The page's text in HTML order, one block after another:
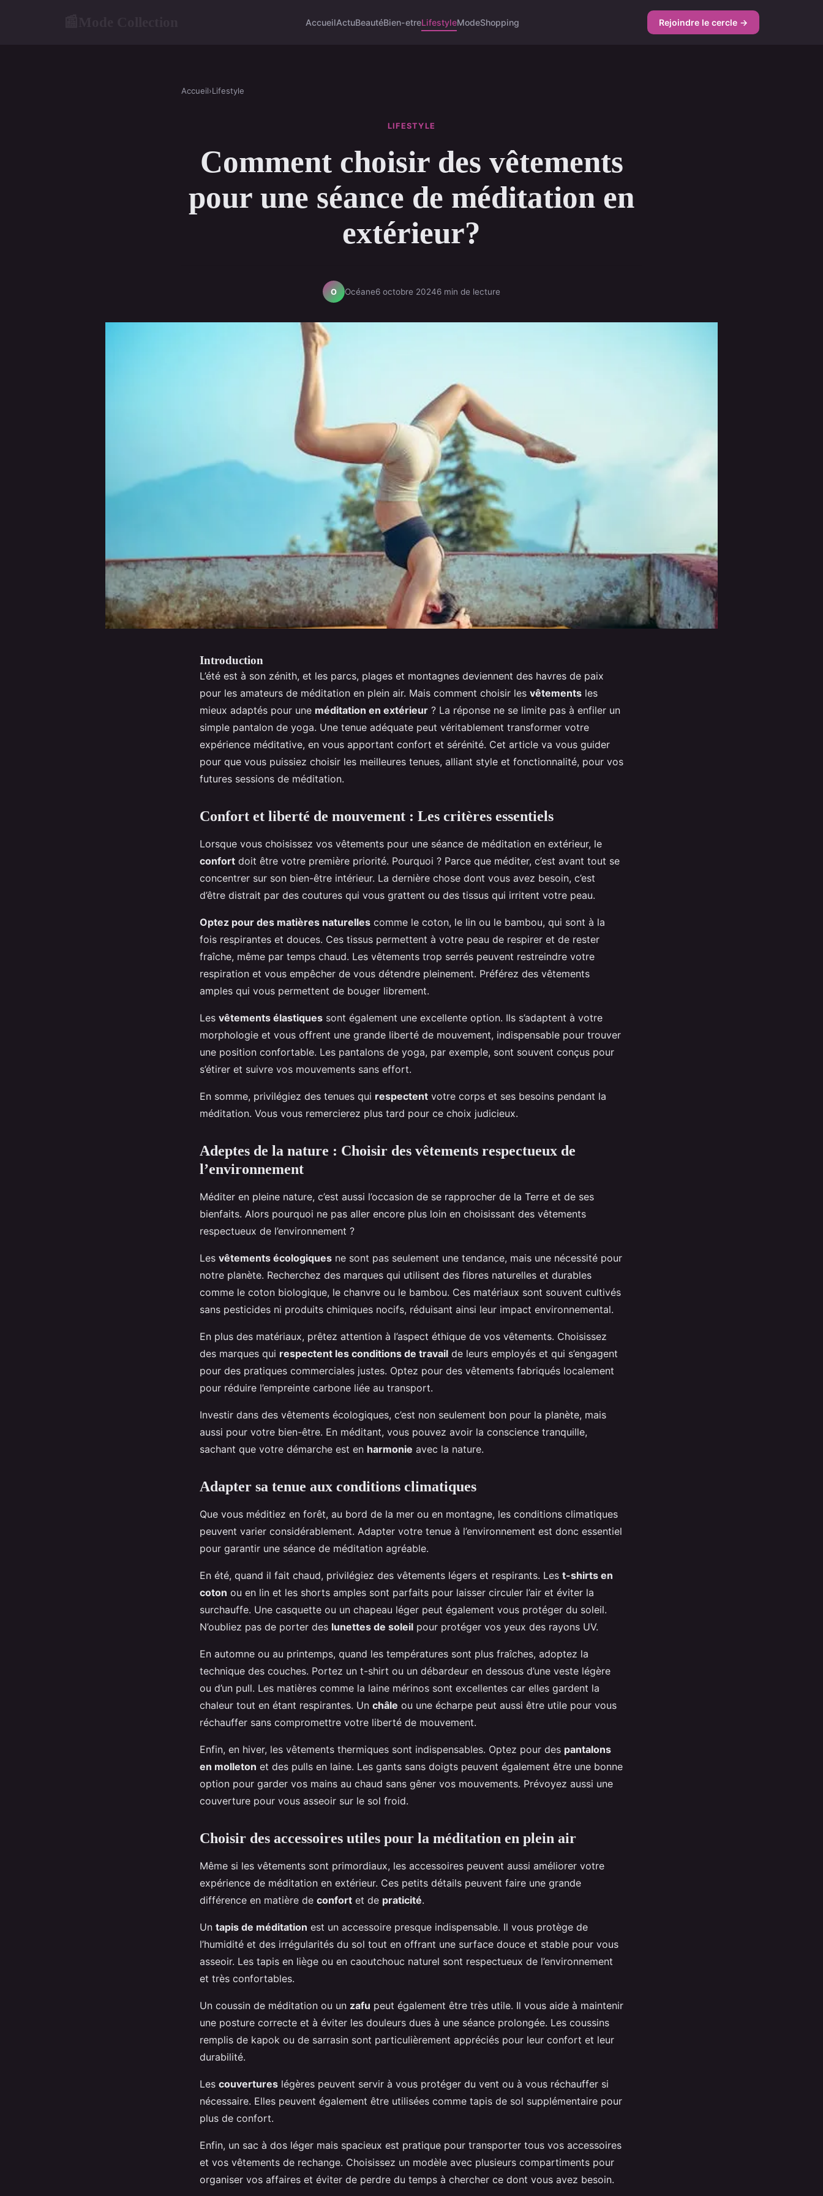
AccueilActuBeautéBien-etreLifestyleModeShopping Rejoindre le cercle →
Accueil›Lifestyle
LIFESTYLE
Comment choisir des vêtements
pour une séance de méditation en
extérieur?
O Océane6 octobre 20246 min de lecture
Introduction
L’été est à son zénith, et les parcs, plages et montagnes deviennent des havres de paix
pour les amateurs de méditation en plein air. Mais comment choisir les vêtements les
mieux adaptés pour une méditation en extérieur ? La réponse ne se limite pas à enfiler un
simple pantalon de yoga. Une tenue adéquate peut véritablement transformer votre
expérience méditative, en vous apportant confort et sérénité. Cet article va vous guider
pour que vous puissiez choisir les meilleures tenues, alliant style et fonctionnalité, pour vos
futures sessions de méditation.
Confort et liberté de mouvement : Les critères essentiels
Lorsque vous choisissez vos vêtements pour une séance de méditation en extérieur, le
confort doit être votre première priorité. Pourquoi ? Parce que méditer, c’est avant tout se
concentrer sur son bien-être intérieur. La dernière chose dont vous avez besoin, c’est
d’être distrait par des coutures qui vous grattent ou des tissus qui irritent votre peau.
Optez pour des matières naturelles comme le coton, le lin ou le bambou, qui sont à la
fois respirantes et douces. Ces tissus permettent à votre peau de respirer et de rester
fraîche, même par temps chaud. Les vêtements trop serrés peuvent restreindre votre
respiration et vous empêcher de vous détendre pleinement. Préférez des vêtements
amples qui vous permettent de bouger librement.
Les vêtements élastiques sont également une excellente option. Ils s’adaptent à votre
morphologie et vous offrent une grande liberté de mouvement, indispensable pour trouver
une position confortable. Les pantalons de yoga, par exemple, sont souvent conçus pour
s’étirer et suivre vos mouvements sans effort.
En somme, privilégiez des tenues qui respectent votre corps et ses besoins pendant la
méditation. Vous vous remercierez plus tard pour ce choix judicieux.
Adeptes de la nature : Choisir des vêtements respectueux de
l’environnement
Méditer en pleine nature, c’est aussi l’occasion de se rapprocher de la Terre et de ses
bienfaits. Alors pourquoi ne pas aller encore plus loin en choisissant des vêtements
respectueux de l’environnement ?
Les vêtements écologiques ne sont pas seulement une tendance, mais une nécessité pour
notre planète. Recherchez des marques qui utilisent des fibres naturelles et durables
comme le coton biologique, le chanvre ou le bambou. Ces matériaux sont souvent cultivés
sans pesticides ni produits chimiques nocifs, réduisant ainsi leur impact environnemental.
En plus des matériaux, prêtez attention à l’aspect éthique de vos vêtements. Choisissez
des marques qui respectent les conditions de travail de leurs employés et qui s’engagent
pour des pratiques commerciales justes. Optez pour des vêtements fabriqués localement
pour réduire l’empreinte carbone liée au transport.
Investir dans des vêtements écologiques, c’est non seulement bon pour la planète, mais
aussi pour votre bien-être. En méditant, vous pouvez avoir la conscience tranquille,
sachant que votre démarche est en harmonie avec la nature.
Adapter sa tenue aux conditions climatiques
Que vous méditiez en forêt, au bord de la mer ou en montagne, les conditions climatiques
peuvent varier considérablement. Adapter votre tenue à l’environnement est donc essentiel
pour garantir une séance de méditation agréable.
En été, quand il fait chaud, privilégiez des vêtements légers et respirants. Les t-shirts en
coton ou en lin et les shorts amples sont parfaits pour laisser circuler l’air et éviter la
surchauffe. Une casquette ou un chapeau léger peut également vous protéger du soleil.
N’oubliez pas de porter des lunettes de soleil pour protéger vos yeux des rayons UV.
En automne ou au printemps, quand les températures sont plus fraîches, adoptez la
technique des couches. Portez un t-shirt ou un débardeur en dessous d’une veste légère
ou d’un pull. Les matières comme la laine mérinos sont excellentes car elles gardent la
chaleur tout en étant respirantes. Un châle ou une écharpe peut aussi être utile pour vous
réchauffer sans compromettre votre liberté de mouvement.
Enfin, en hiver, les vêtements thermiques sont indispensables. Optez pour des pantalons
en molleton et des pulls en laine. Les gants sans doigts peuvent également être une bonne
option pour garder vos mains au chaud sans gêner vos mouvements. Prévoyez aussi une
couverture pour vous asseoir sur le sol froid.
Choisir des accessoires utiles pour la méditation en plein air
Même si les vêtements sont primordiaux, les accessoires peuvent aussi améliorer votre
expérience de méditation en extérieur. Ces petits détails peuvent faire une grande
différence en matière de confort et de praticité.
Un tapis de méditation est un accessoire presque indispensable. Il vous protège de
l’humidité et des irrégularités du sol tout en offrant une surface douce et stable pour vous
asseoir. Les tapis en liège ou en caoutchouc naturel sont respectueux de l’environnement
et très confortables.
Un coussin de méditation ou un zafu peut également être très utile. Il vous aide à maintenir
une posture correcte et à éviter les douleurs dues à une séance prolongée. Les coussins
remplis de kapok ou de sarrasin sont particulièrement appréciés pour leur confort et leur
durabilité.
Les couvertures légères peuvent servir à vous protéger du vent ou à vous réchauffer si
nécessaire. Elles peuvent également être utilisées comme tapis de sol supplémentaire pour
plus de confort.
Enfin, un sac à dos léger mais spacieux est pratique pour transporter tous vos accessoires
et vos vêtements de rechange. Choisissez un modèle avec plusieurs compartiments pour
organiser vos affaires et éviter de perdre du temps à chercher ce dont vous avez besoin.